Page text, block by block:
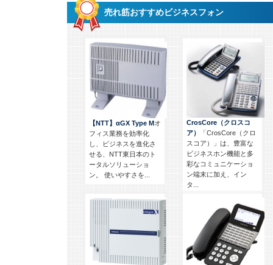
売れ筋おすすめビジネスフォン
【NTT】αGX Type Mオ
フィス業務を効率化
し、ビジネスを進化さ
せる、NTT東日本のト
ータルソリューショ
ン。 使いやすさを...
CrosCore（クロスコ
ア）
「CrosCore（クロ
スコア）」は、豊富な
ビジネスホン機能と多
彩なコミュニケーショ
ン端末に加え、イン
タ...